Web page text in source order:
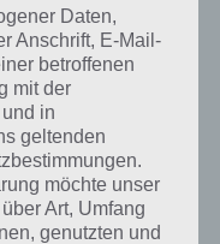
Daten,
Anschrift, E-Mail-
betroffenen
mit der
in
geltenden
möchte unser
Art, Umfang
genutzten und